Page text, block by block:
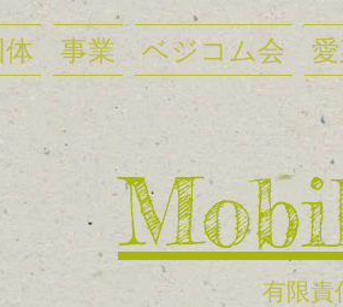
体 事業 ベジコム会
有限責